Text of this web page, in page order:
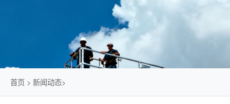
智能立体库解决方案
简易升降机解决方案
传统仓储物流
石油化工行业
发展历程
首页 > 新闻动态>